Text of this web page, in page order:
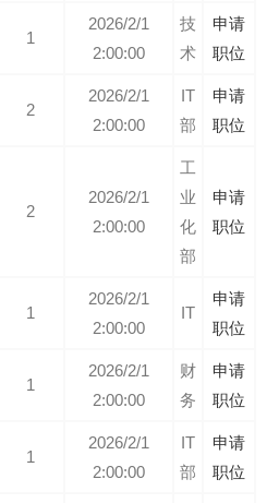
1
2026/2/1
2:00:00
技
术
申请
职位
2
2026/2/1
2:00:00
IT
部
申请
职位
2
2026/2/1
2:00:00
工
业
化
部
申请
职位
1
2026/2/1
2:00:00
IT
申请
职位
1
2026/2/1
2:00:00
财
务
申请
职位
1
2026/2/1
2:00:00
IT
部
申请
职位